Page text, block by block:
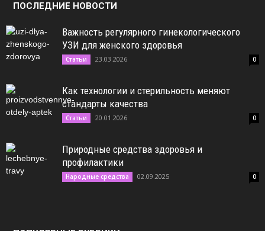
ПОСЛЕДНИЕ НОВОСТИ
Важность регулярного гинекологического
УЗИ для женского здоровья
Статьи 23.03.2026 0
Как технологии и стерильность меняют
стандарты качества
Статьи 20.01.2026 0
Природные средства здоровья и
профилактики
Народные средства 02.09.2025 0